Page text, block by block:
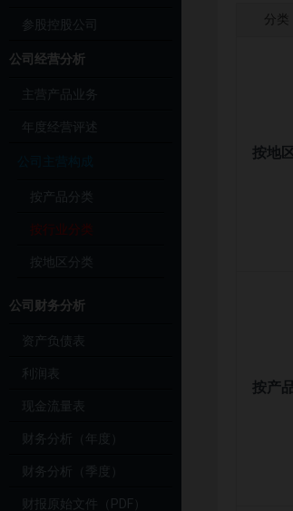
参股控股公司
公司经营分析
主营产品业务
年度经营评述
公司主营构成
按产品分类
按行业分类
按地区分类
公司财务分析
资产负债表
利润表
现金流量表
财务分析（年度）
财务分析（季度）
财报原始文件（PDF）
分类
按地
按产